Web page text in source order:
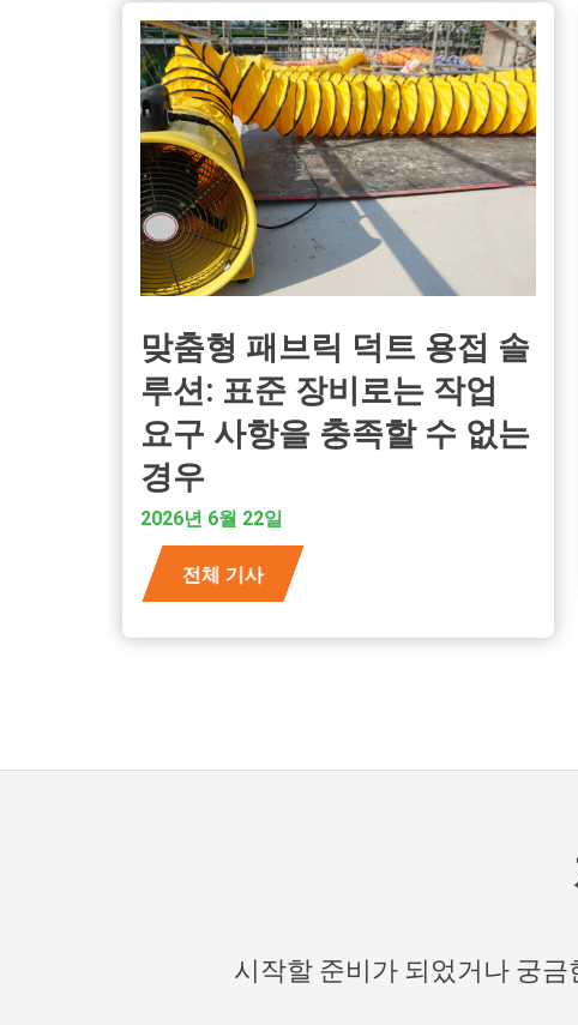
맞춤형 패브릭 덕트 용접 솔
루션: 표준 장비로는 작업
요구 사항을 충족할 수 없는
경우
2026년 6월 22일
전체 기사
시작할 준비가 되었거나 궁